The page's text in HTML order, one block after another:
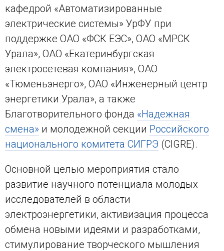
кафедрой «Автоматизированные
электрические системы» УрФУ при
поддержке ОАО «ФСК ЕЭС», ОАО «МРСК
Урала», ОАО «Екатеринбургская
электросетевая компания», ОАО
«Тюменьэнерго», ОАО «Инженерный центр
энергетики Урала», а также
Благотворительного фонда «Надежная
смена» и молодежной секции Российского
национального комитета СИГРЭ (CIGRE).
Основной целью мероприятия стало
развитие научного потенциала молодых
исследователей в области
электроэнергетики, активизация процесса
обмена новыми идеями и разработками,
стимулирование творческого мышления